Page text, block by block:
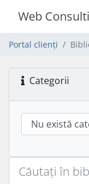
Web
Portal clienți
Categorii